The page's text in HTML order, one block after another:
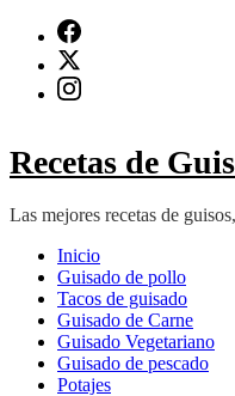
contenido
(presiona
Recetas de
Las mejores recetas de
Inicio
Guisado de pollo
Tacos de guisado
Guisado de Carne
Guisado Vegetariano
Guisado de pescado
Potajes